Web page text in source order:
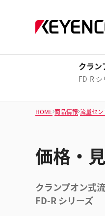
クラン
FD-R シ
HOME 商品情報 流量セ
価格・
クランプオン式
FD-R シリーズ